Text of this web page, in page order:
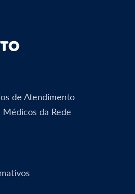
de Atendimento
Médicos da Rede